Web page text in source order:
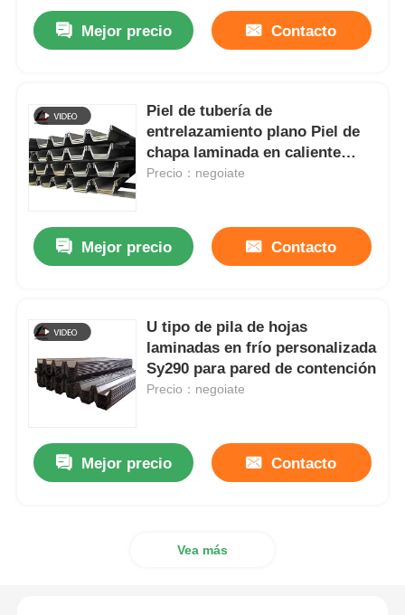
Mejor precio Contacto
Piel de tubería de
entrelazamiento plano Piel de
chapa laminada en caliente
estándar AISI
Precio：negoiate
Mejor precio Contacto
U tipo de pila de hojas
laminadas en frío personalizada
Sy290 para pared de contención
Precio：negoiate
Mejor precio Contacto
Vea más